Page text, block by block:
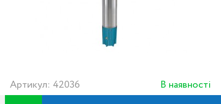
Артикул: 42036 В наявності